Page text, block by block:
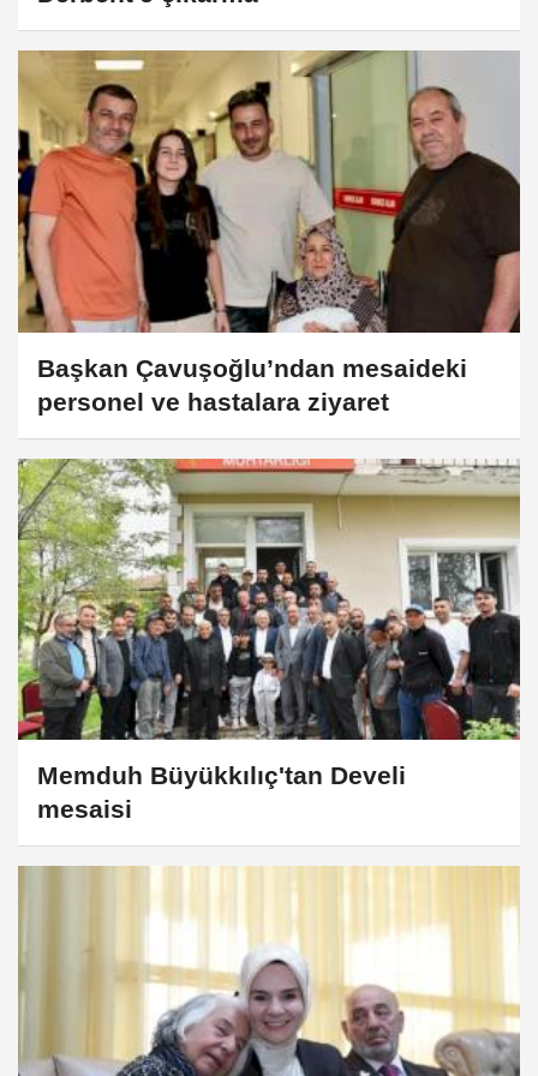
Başkan Çavuşoğlu’ndan mesaideki
personel ve hastalara ziyaret
Memduh Büyükkılıç'tan Develi
mesaisi